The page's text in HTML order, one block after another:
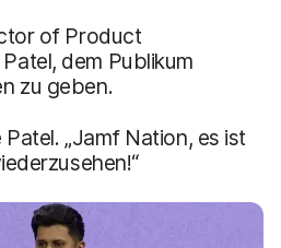
of Product
dem Publikum
zu geben.
Patel. „Jamf Nation, es ist